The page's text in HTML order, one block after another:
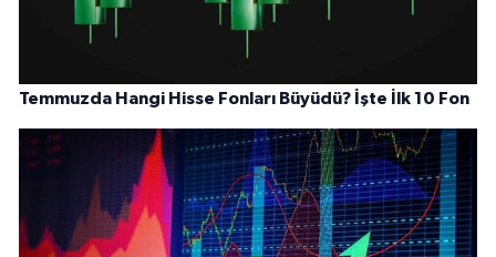
Temmuzda Hangi Hisse Fonları Büyüdü? İşte İlk 10 Fon